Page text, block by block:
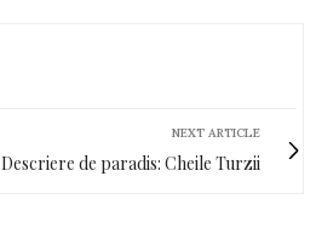
NEXT ARTICLE
Descriere de paradis: Cheile Turzii